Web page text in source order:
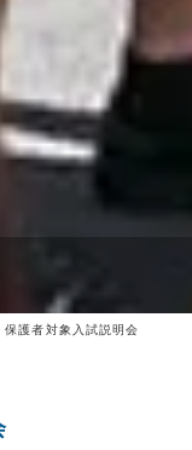
保護者対象入試説明会